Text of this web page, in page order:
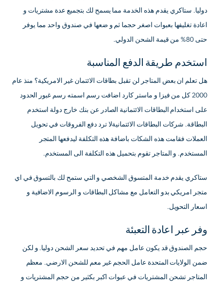
دوليا. ستاكري يقدم هذه الخدمة مما يسمح لك بتجميع عدة مشتريات و
اعادة تغليفها بعبوات اصغر حجما ثم و ضعها في صندوق واحد مما يوفر
حتى 80% من قيمة الشحن الدولي.
استخدم طريقة الدفع المناسبة
هل تعلم ان بعض المتاجر لن تقبل بطاقات الائتمان غير الامريكية؟ منذ عام
2000 كل من فيزا و ماستر كارد اضافت رسم اسمته رسم غبور الحدود
على استخدام البطاقات الائتمانية الصادر عن بنك خارج دولة استخدم
البطاقة. شركات البطاقات الائتمانيةلا ترد دفع الفروقات في تحويل
العملات فقامت هذه الشكات باضافة هذه التكلفة ليدفعها المتجر
المستخدم. و المتاجر تقوم بتحميل هذه التكلفة الى المستخدم.
ستاكري يقدم خدمة المتسوق الشخصي و التي ستمح لك بالتسوق في اي
متجر امريكي بدو التعامل مع مشاكل البطاقات و الرسوم الاضافية و
اسعار التحويل.
وفر عبر اعادة التعبئة
حجم الصندوق قد يكون عامل مهم في تحديد سعر الشحن دوليا. و لكن
ضمن الولايات المتحدة عامل الحجم غير معم للشحن الارضي. معظم
المتاجر تشحن المشتريات في عبوات اكبر بكثير من حجم المشتريات و